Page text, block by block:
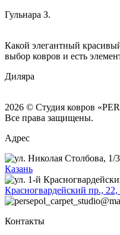
Гульнара З.
Какой элегантный
выбор ковров и есть
Диляра
2026 © Студия ковров
Все права защищены.
Адрес
Казань
Красногвардейский пр.,
Контакты